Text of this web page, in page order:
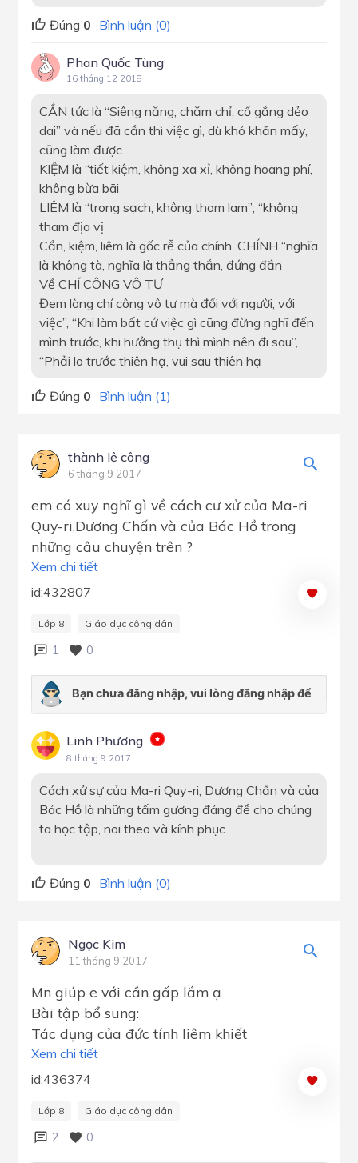
Đúng 0 Bình luận (0)
Phan Quốc Tùng
16 tháng 12 2018
CẦN tức là “Siêng năng, chăm chỉ, cố gắng dẻo
dai” và nếu đã cần thì việc gì, dù khó khăn mấy,
cũng làm được
KIỆM là “tiết kiệm, không xa xỉ, không hoang phí,
không bừa bãi
LIÊM là “trong sạch, không tham lam”; “không
tham địa vị
Cần, kiệm, liêm là gốc rễ của chính. CHÍNH “nghĩa
là không tà, nghĩa là thẳng thắn, đứng đắn
Về CHÍ CÔNG VÔ TƯ
Đem lòng chí công vô tư mà đối với người, với
việc”, “Khi làm bất cứ việc gì cũng đừng nghĩ đến
mình trước, khi hưởng thụ thì mình nên đi sau”,
“Phải lo trước thiên hạ, vui sau thiên hạ
Đúng 0 Bình luận (1)
thành lê công
6 tháng 9 2017
em có xuy nghĩ gì về cách cư xử của Ma-ri
Quy-ri,Dương Chấn và của Bác Hồ trong
những câu chuyện trên ?
Xem chi tiết
id:432807
Lớp 8 Giáo dục công dân
1 0
Linh Phương
8 tháng 9 2017
Cách xử sự của Ma-ri Quy-ri, Dương Chấn và của
Bác Hồ là những tấm gương đáng để cho chúng
ta học tập, noi theo và kính phục.
Đúng 0 Bình luận (0)
Ngọc Kim
11 tháng 9 2017
Mn giúp e với cần gấp lắm ạ
Bài tập bổ sung:
Tác dụng của đức tính liêm khiết
Xem chi tiết
id:436374
Lớp 8 Giáo dục công dân
2 0